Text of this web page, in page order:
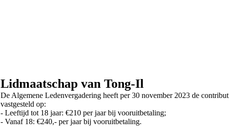
Lidmaatschap van Tong-Il
De Algemene Ledenvergadering heeft per 30 november 2023 de
vastgesteld op:
- Leeftijd tot 18 jaar: €210 per jaar bij vooruitbetaling;
- Vanaf 18: €240,- per jaar bij vooruitbetaling.